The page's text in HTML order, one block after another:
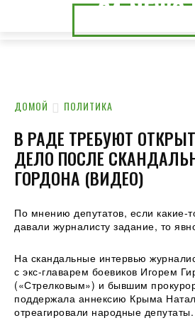
ДОМОЙ ПОЛИТИКА
В РАДЕ ТРЕБУЮТ
ДЕЛО ПОСЛЕ
ГОРДОНА (ВИДЕО)
По мнению депутатов, если какие-
давали журналисту задание, то
На скандальные интервью
с экс-главарем боевиков Игорем
(«Стрелковым») и бывшим
поддержала аннексию Крыма
отреагировали народные депутаты.